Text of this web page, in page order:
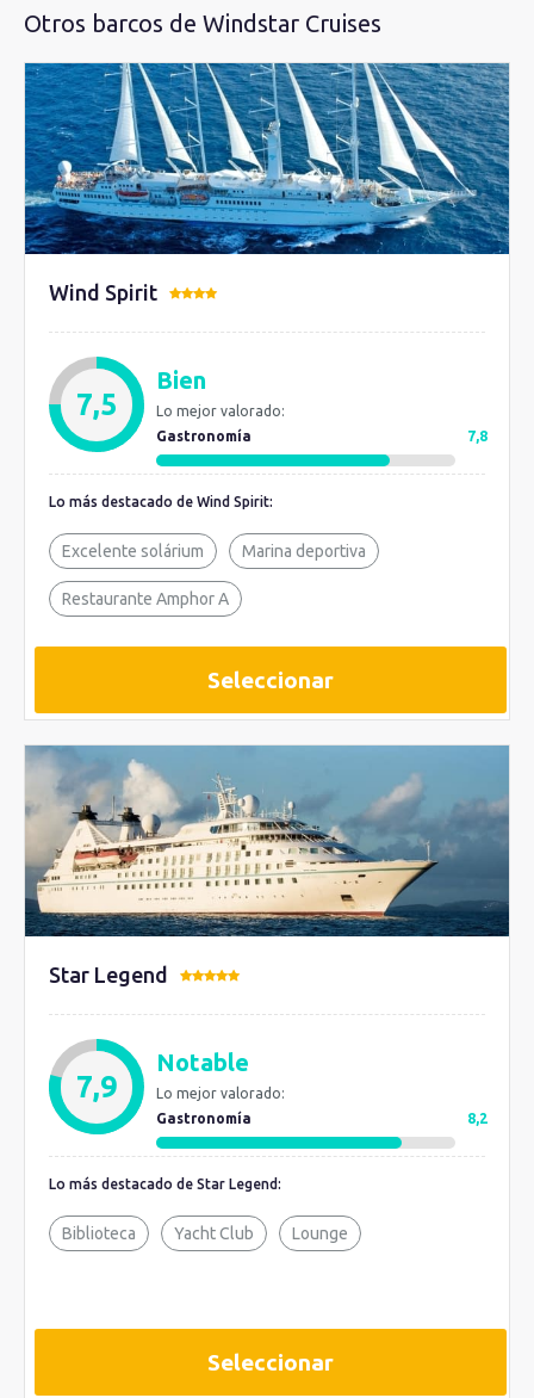
Otros barcos de Windstar Cruises
Wind Spirit
7,5
Bien
Lo mejor valorado:
Gastronomía
7,8
Lo más destacado de Wind Spirit:
Excelente solárium Marina deportiva
Restaurante Amphor A
Seleccionar
Star Legend
7,9
Notable
Lo mejor valorado:
Gastronomía
8,2
Lo más destacado de Star Legend:
Biblioteca Yacht Club Lounge
Seleccionar